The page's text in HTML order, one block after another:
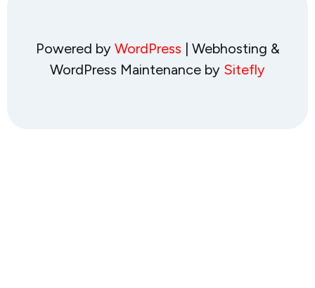
Powered by WordPress | Webhosting &
WordPress Maintenance by Sitefly